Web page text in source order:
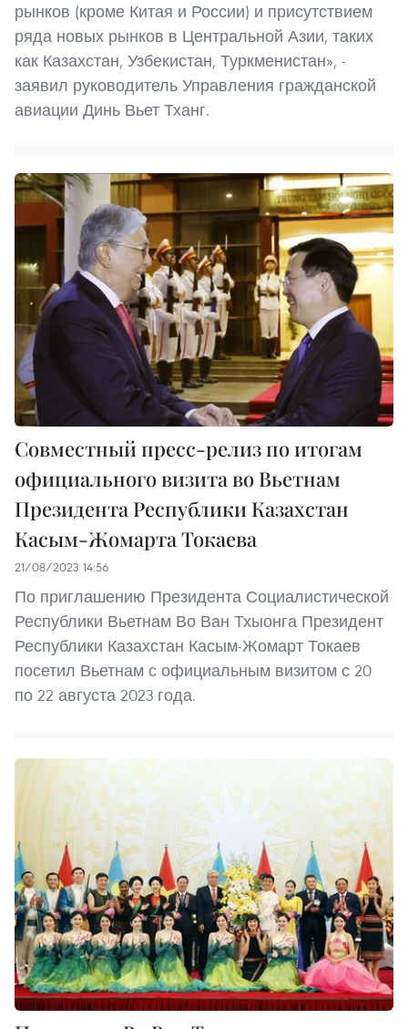
рынков (кроме Китая и России) и присутствием
ряда новых рынков в Центральной Азии, таких
как Казахстан, Узбекистан, Туркменистан», -
заявил руководитель Управления гражданской
авиации Динь Вьет Тханг.
Совместный пресс-релиз по итогам
официального визита во Вьетнам
Президента Республики Казахстан
Касым-Жомарта Токаева
21/08/2023 14:56
По приглашению Президента Социалистической
Республики Вьетнам Во Ван Тхыонга Президент
Республики Казахстан Касым-Жомарт Токаев
посетил Вьетнам с официальным визитом с 20
по 22 августа 2023 года.